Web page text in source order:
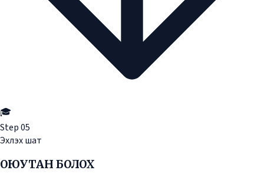
🎓
Step05
Эхлэх шат
ОЮУТАН БОЛОХ